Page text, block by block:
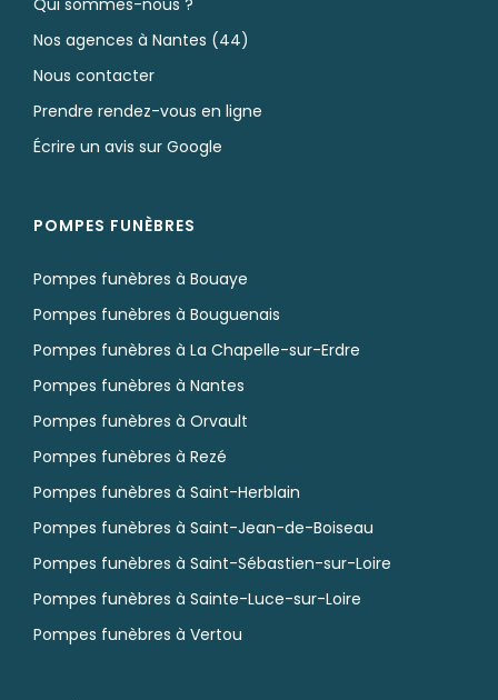
Nos agences à Nantes (44)
Nous contacter
Prendre rendez-vous en ligne
Écrire un avis sur Google
POMPES FUNÈBRES
Pompes funèbres à Bouaye
Pompes funèbres à Bouguenais
Pompes funèbres à La Chapelle-sur-Erdre
Pompes funèbres à Nantes
Pompes funèbres à Orvault
Pompes funèbres à Rezé
Pompes funèbres à Saint-Herblain
Pompes funèbres à Saint-Jean-de-Boiseau
Pompes funèbres à Saint-Sébastien-sur-Loire
Pompes funèbres à Sainte-Luce-sur-Loire
Pompes funèbres à Vertou